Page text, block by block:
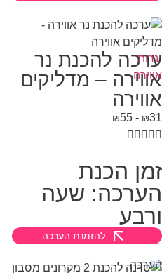
להכנת נר
– מדליקים
₪
-
₪55
   
הכנת
שעה
להזמנת הערכה